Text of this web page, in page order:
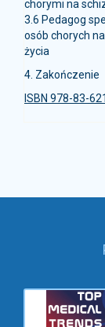
chorymi na
3.6 Pedagog
osób chorych
życia
4. Zakończenie
ISBN 978-83-